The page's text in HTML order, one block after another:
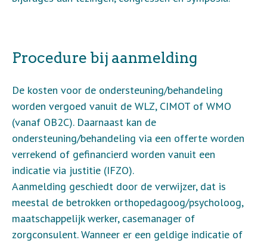
Procedure bij aanmelding
De kosten voor de ondersteuning/behandeling
worden vergoed vanuit de WLZ, CIMOT of WMO
(vanaf OB2C). Daarnaast kan de
ondersteuning/behandeling via een offerte worden
verrekend of gefinancierd worden vanuit een
indicatie via justitie (IFZO).
Aanmelding geschiedt door de verwijzer, dat is
meestal de betrokken orthopedagoog/psycholoog,
maatschappelijk werker, casemanager of
zorgconsulent. Wanneer er een geldige indicatie of